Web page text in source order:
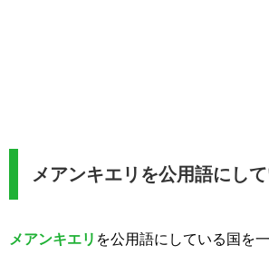
メアンキエリを公用語にし
メアンキエリ を公用語にしている国を